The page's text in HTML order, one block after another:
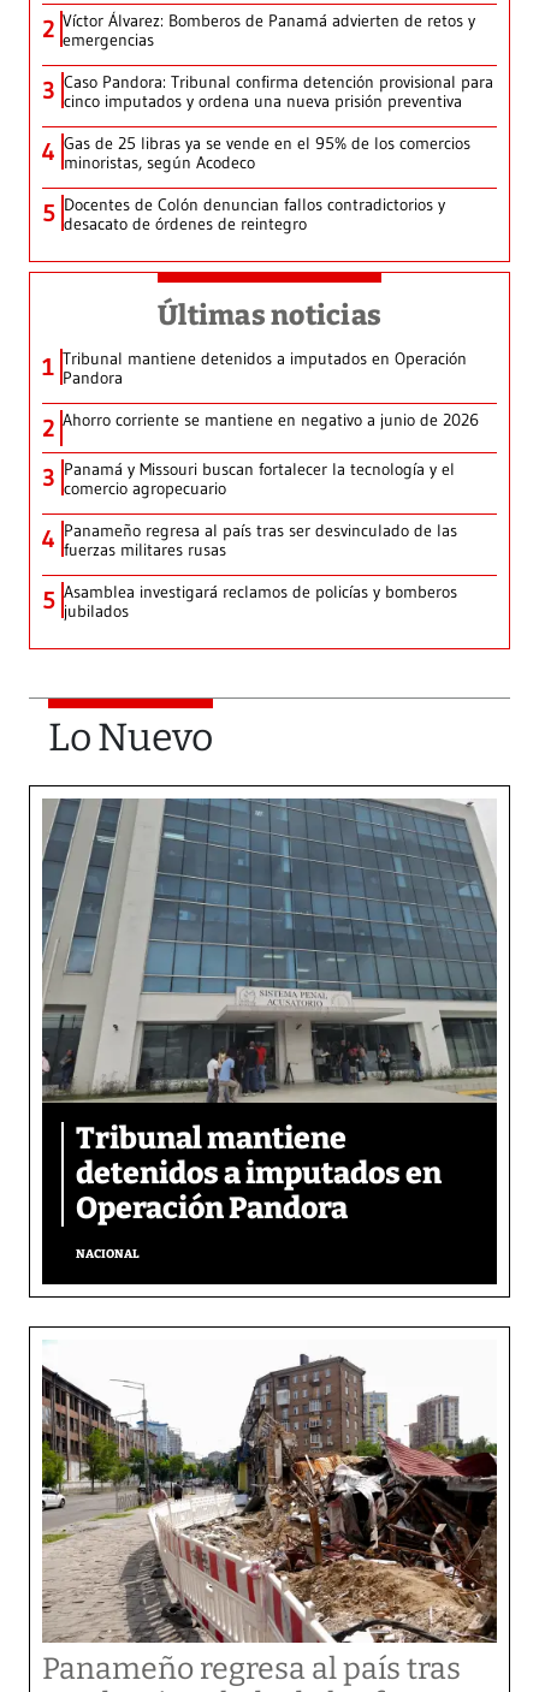
2 Víctor Álvarez: Bomberos de Panamá advierten de retos y
emergencias
3 Caso Pandora: Tribunal confirma detención provisional para
cinco imputados y ordena una nueva prisión preventiva
4 Gas de 25 libras ya se vende en el 95% de los comercios
minoristas, según Acodeco
5 Docentes de Colón denuncian fallos contradictorios y
desacato de órdenes de reintegro
Últimas noticias
1 Tribunal mantiene detenidos a imputados en Operación
Pandora
2 Ahorro corriente se mantiene en negativo a junio de 2026
3 Panamá y Missouri buscan fortalecer la tecnología y el
comercio agropecuario
4 Panameño regresa al país tras ser desvinculado de las
fuerzas militares rusas
5 Asamblea investigará reclamos de policías y bomberos
jubilados
Lo Nuevo
Tribunal mantiene
detenidos a imputados en
Operación Pandora
NACIONAL
Panameño regresa al país tras